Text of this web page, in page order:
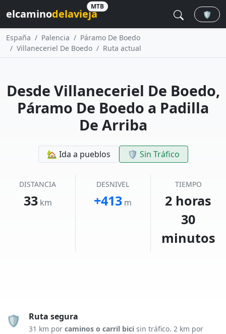
elcaminodelavieja
MTB
🛡️
España Palencia
Páramo De Boedo
Villaneceriel De Boedo
Ruta actual
Desde Villaneceriel De Boedo,
Páramo De Boedo a Padilla
De Arriba
🏡 Ida a pueblos 🛡️ Sin Tráfico
DISTANCIA
33 km
DESNIVEL
+413 m
TIEMPO
2 horas
30
minutos
🛡️ Ruta segura
31 km por caminos o carril bici sin tráfico. 2 km por